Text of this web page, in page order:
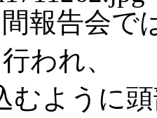
報告会で
われ、
むように